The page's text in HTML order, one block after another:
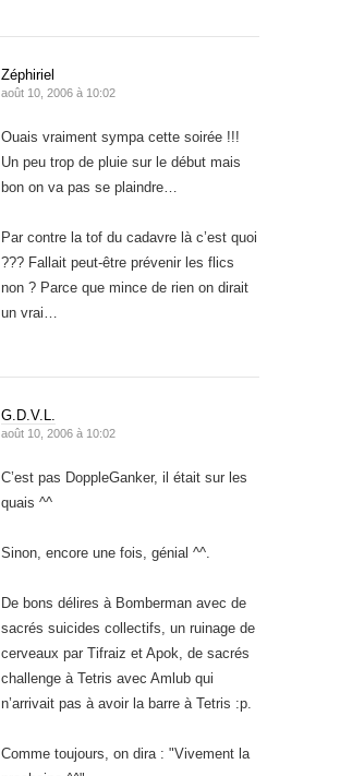
Zéphiriel
août 10, 2006 à 10:02
Ouais vraiment sympa cette soirée !!!
Un peu trop de pluie sur le début mais
bon on va pas se plaindre…
Par contre la tof du cadavre là c’est quoi
??? Fallait peut-être prévenir les flics
non ? Parce que mince de rien on dirait
un vrai…
G.D.V.L.
août 10, 2006 à 10:02
C’est pas DoppleGanker, il était sur les
quais ^^
Sinon, encore une fois, génial ^^.
De bons délires à Bomberman avec de
sacrés suicides collectifs, un ruinage de
cerveaux par Tifraiz et Apok, de sacrés
challenge à Tetris avec Amlub qui
n’arrivait pas à avoir la barre à Tetris :p.
Comme toujours, on dira : "Vivement la